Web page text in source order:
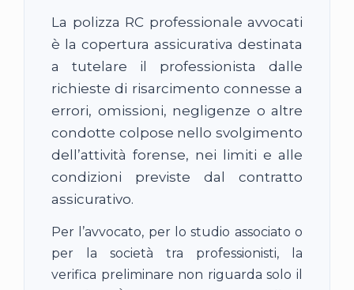
La polizza RC professionale avvocati
è la copertura assicurativa destinata
a tutelare il professionista dalle
richieste di risarcimento connesse a
errori, omissioni, negligenze o altre
condotte colpose nello svolgimento
dell’attività forense, nei limiti e alle
condizioni previste dal contratto
assicurativo.
Per l’avvocato, per lo studio associato o
per la società tra professionisti, la
verifica preliminare non riguarda solo il